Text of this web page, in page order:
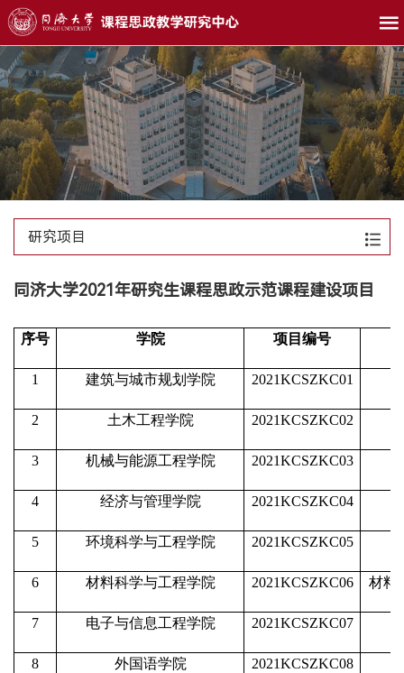
研究项目
同济大学2021年研究生课程思政示范课程建设项目
序号 学院 项目编号
1 建筑与城市规划学院 2021KCSZKC01
2 土木工程学院 2021KCSZKC02
3 机械与能源工程学院 2021KCSZKC03
4 经济与管理学院 2021KCSZKC04
5 环境科学与工程学院 2021KCSZKC05
6 材料科学与工程学院 2021KCSZKC06 材料
7 电子与信息工程学院 2021KCSZKC07
8 外国语学院 2021KCSZKC08